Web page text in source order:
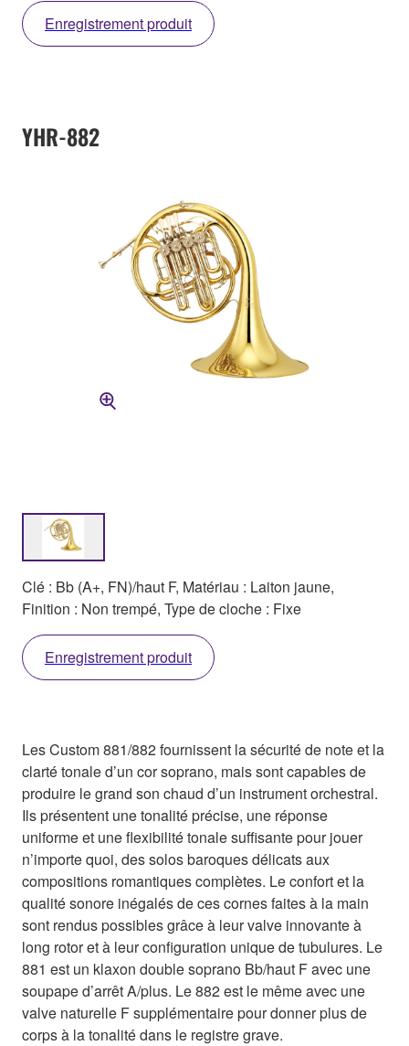
Enregistrement produit
YHR-882
Clé : Bb (A+, FN)/haut F, Matériau : Laiton jaune,
Finition : Non trempé, Type de cloche : Fixe
Enregistrement produit
Les Custom 881/882 fournissent la sécurité de note et la
clarté tonale d’un cor soprano, mais sont capables de
produire le grand son chaud d’un instrument orchestral.
Ils présentent une tonalité précise, une réponse
uniforme et une flexibilité tonale suffisante pour jouer
n’importe quoi, des solos baroques délicats aux
compositions romantiques complètes. Le confort et la
qualité sonore inégalés de ces cornes faites à la main
sont rendus possibles grâce à leur valve innovante à
long rotor et à leur configuration unique de tubulures. Le
881 est un klaxon double soprano Bb/haut F avec une
soupape d’arrêt A/plus. Le 882 est le même avec une
valve naturelle F supplémentaire pour donner plus de
corps à la tonalité dans le registre grave.